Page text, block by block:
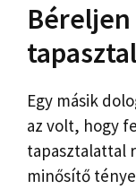
Egy másik
az volt, hogy
tapasztalattal
minősítő